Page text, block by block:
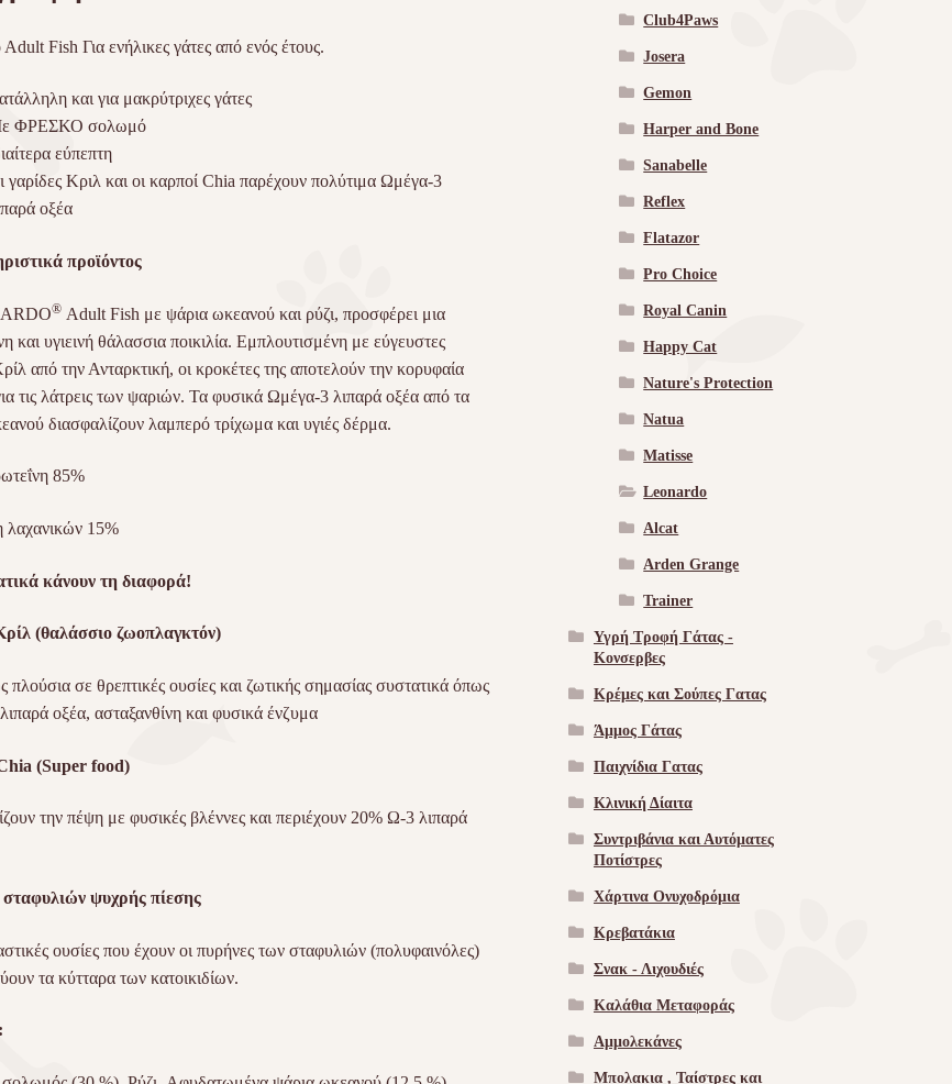
Fish Για ενήλικες γάτες από ενός έτους.
και για μακρύτριχες γάτες
ΦΡΕΣΚΟ σολωμό
εύπεπτη
γαρίδες Κριλ και οι καρποί Chia παρέχουν πολύτιμα Ωμέγα-3
οξέα
προϊόντος
®Adult Fish με ψάρια ωκεανού και ρύζι, προσφέρει μια
και υγιεινή θάλασσια ποικιλία. Εμπλουτισμένη με εύγευστες
από την Ανταρκτική, οι κροκέτες της αποτελούν την κορυφαία
τις λάτρεις των ψαριών. Τα φυσικά Ωμέγα-3 λιπαρά οξέα από τα
διασφαλίζουν λαμπερό τρίχωμα και υγιές δέρμα.
85%
λαχανικών 15%
κάνουν τη διαφορά!
(θαλάσσιο ζωοπλαγκτόν)
πλούσια σε θρεπτικές ουσίες και ζωτικής σημασίας συστατικά όπως
οξέα, ασταξανθίνη και φυσικά ένζυμα
(Super food)
την πέψη με φυσικές βλέννες και περιέχουν 20% Ω-3 λιπαρά
ψυχρής πίεσης
ουσίες που έχουν οι πυρήνες των σταφυλιών (πολυφαινόλες)
τα κύτταρα των κατοικιδίων.
Club4Paws
Josera
Gemon
Harper and Bone
Sanabelle
Reflex
Flatazor
Pro Choice
Royal Canin
Happy Cat
Nature's Protection
Natua
Matisse
Leonardo
Alcat
Arden Grange
Trainer
Υγρή Τροφή Γάτας -
Kονσερβες
Κρέμες και Σούπες Γατας
Άμμος Γάτας
Παιχνίδια Γατας
Κλινική Δίαιτα
Συντριβάνια και Αυτόματες
Ποτίστρες
Χάρτινα Ονυχοδρόμια
Κρεβατάκια
Σνακ - Λιχουδιές
Καλάθια Μεταφοράς
Αμμολεκάνες
Μπολακια , Ταίστρες και